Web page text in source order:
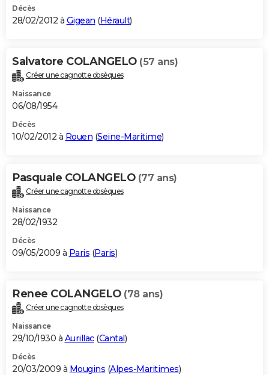
Décès
28/02/2012 à Gigean (Hérault)
Salvatore COLANGELO (57 ans)
Créer une cagnotte obsèques
Naissance
06/08/1954
Décès
10/02/2012 à Rouen (Seine-Maritime)
Pasquale COLANGELO (77 ans)
Créer une cagnotte obsèques
Naissance
28/02/1932
Décès
09/05/2009 à Paris (Paris)
Renee COLANGELO (78 ans)
Créer une cagnotte obsèques
Naissance
29/10/1930 à Aurillac(Cantal)
Décès
20/03/2009 à Mougins (Alpes-Maritimes)